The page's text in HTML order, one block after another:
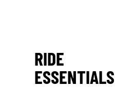
RIDE
ESSENTIALS